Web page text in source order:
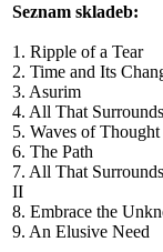
Seznam skladeb:
1. Ripple of a Tear
2. Time and Its
3. Asurim
4. All That
5. Waves of Thought
6. The Path
7. All That
II
8. Embrace the
9. An Elusive Need